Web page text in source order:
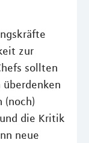
zur
sollten
(noch)
die Kritik
neue